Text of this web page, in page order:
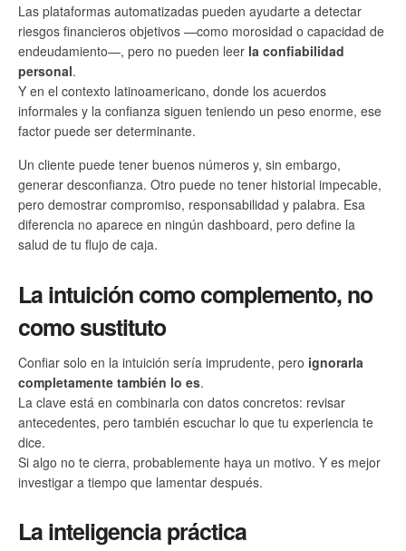
Las plataformas automatizadas pueden ayudarte a detectar
riesgos financieros objetivos —como morosidad o capacidad de
endeudamiento—, pero no pueden leer la confiabilidad
personal.
Y en el contexto latinoamericano, donde los acuerdos
informales y la confianza siguen teniendo un peso enorme, ese
factor puede ser determinante.
Un cliente puede tener buenos números y, sin embargo,
generar desconfianza. Otro puede no tener historial impecable,
pero demostrar compromiso, responsabilidad y palabra. Esa
diferencia no aparece en ningún dashboard, pero define la
salud de tu flujo de caja.
La intuición como complemento, no
como sustituto
Confiar solo en la intuición sería imprudente, pero ignorarla
completamente también lo es.
La clave está en combinarla con datos concretos: revisar
antecedentes, pero también escuchar lo que tu experiencia te
dice.
Si algo no te cierra, probablemente haya un motivo. Y es mejor
investigar a tiempo que lamentar después.
La inteligencia práctica